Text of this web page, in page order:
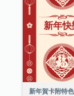
新年賀卡附特